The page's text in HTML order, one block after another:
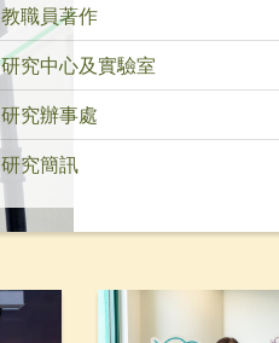
教職員著作
研究中心及實驗室
研究辦事處
研究簡訊